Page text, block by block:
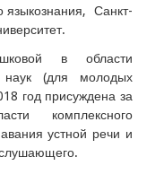
языкознания, Санкт-
в области
наук (для молодых
год присуждена за
комплексного
устной речи и
слушающего.